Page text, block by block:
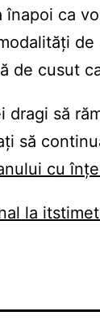
înapoi ca
de
de cusut
dragi să
să
cu
la